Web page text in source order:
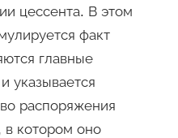
цессента. В этом
факт
главные
указывается
распоряжения
в котором оно